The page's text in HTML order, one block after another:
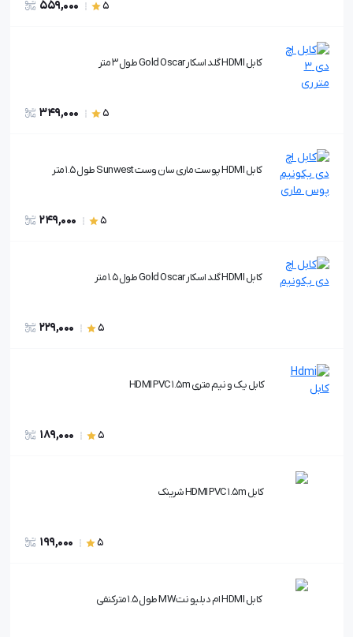
5
559,000
کابل HDMI گلد اسکار Gold Oscar طول 3 متر
5
349,000
کابل HDMI پوست ماری سان وست Sunwest طول 1.5 متر
5
249,000
کابل HDMI گلد اسکار Gold Oscar طول 1.5 متر
5
229,000
کابل یک و نیم متری HDMI PVC 1.5m
5
189,000
کابل HDMI PVC 1.5m شرینک
5
199,000
کابل HDMI ام دبلیو نتMW طول 1.5 مترکنفی